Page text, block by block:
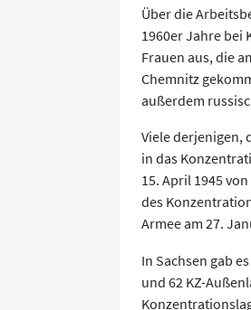
Über die
1960er Jahre bei
Frauen aus, die
Chemnitz
außerdem
Viele derjenigen,
in das
15. April 1945
des
Armee am 27.
In Sachsen gab
und 62 KZ-